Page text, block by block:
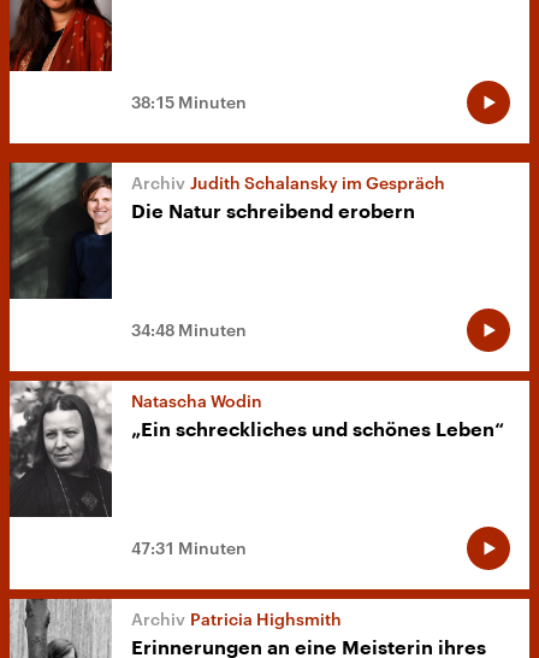
38:15 Minuten
Judith Schalansky im Gespräch
Die Natur schreibend erobern
34:48 Minuten
Natascha Wodin
„Ein schreckliches und schönes Leben“
47:31 Minuten
Patricia Highsmith
Erinnerungen an eine Meisterin ihres